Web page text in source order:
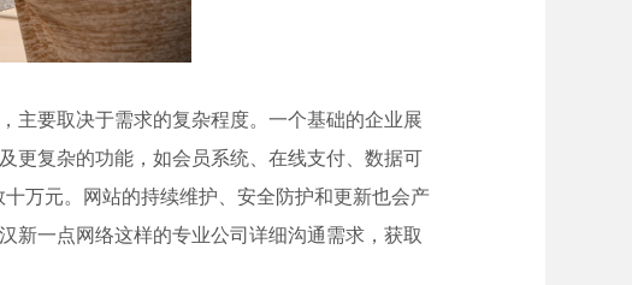
主要取决于需求的复杂程度。一个基础的企业展
更复杂的功能，如会员系统、在线支付、数据可
万元。网站的持续维护、安全防护和更新也会产
新一点网络这样的专业公司详细沟通需求，获取